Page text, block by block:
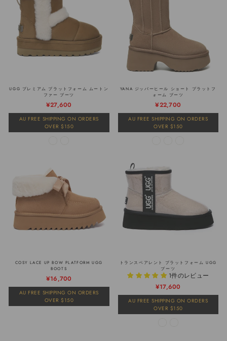
UGG プレミアム プラットフォーム ムートン
ファー ブーツ
¥27,600
AU FREE SHIPPING ON ORDERS
OVER $150
YANA ジッパーヒール ショート プラットフ
ォーム ブーツ
¥22,700
AU FREE SHIPPING ON ORDERS
OVER $150
COSY LACE UP BOW PLATFORM UGG
BOOTS
通
常
価
格
販
売
価
格
¥16,700
AU FREE SHIPPING ON ORDERS
OVER $150
トランスペアレント プラットフォーム UGG
ブーツ
1件のレビュー
¥17,600
AU FREE SHIPPING ON ORDERS
OVER $150